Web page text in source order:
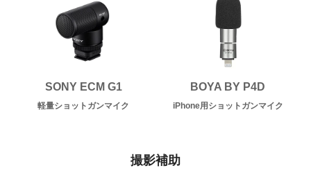
SONY ECM G1
軽量ショットガンマイク
BOYA BY P4D
iPhone用ショットガンマイク
撮影補助